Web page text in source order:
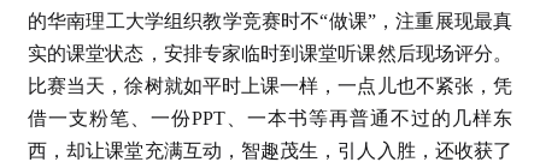
的华南理工大学组织教学竞赛时不“做课”，注重展现最真
实的课堂状态，安排专家临时到课堂听课然后现场评分。
比赛当天，徐树就如平时上课一样，一点儿也不紧张，凭
借一支粉笔、一份PPT、一本书等再普通不过的几样东
西，却让课堂充满互动，智趣茂生，引人入胜，还收获了